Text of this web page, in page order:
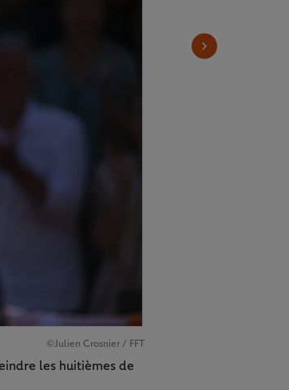
©Julien Crosnier / FFT
les huitièmes de